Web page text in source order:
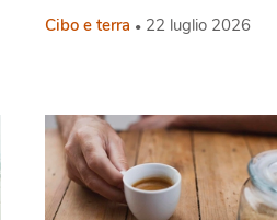
Cibo e terra 22 luglio 2026